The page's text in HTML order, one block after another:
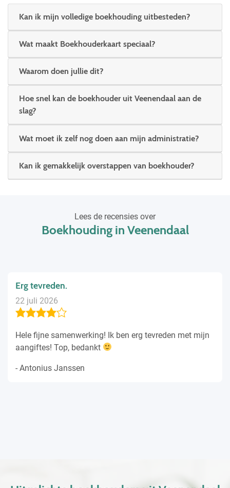
Kan ik mijn volledige boekhouding uitbesteden?
Wat maakt Boekhouderkaart speciaal?
Waarom doen jullie dit?
Hoe snel kan de boekhouder uit Veenendaal aan de
slag?
Wat moet ik zelf nog doen aan mijn administratie?
Kan ik gemakkelijk overstappen van boekhouder?
Lees de recensies over
Boekhouding in Veenendaal
Erg tevreden.
22 juli 2026
Hele fijne samenwerking! Ik ben erg tevreden met mijn
aangiftes! Top, bedankt
- Antonius Janssen